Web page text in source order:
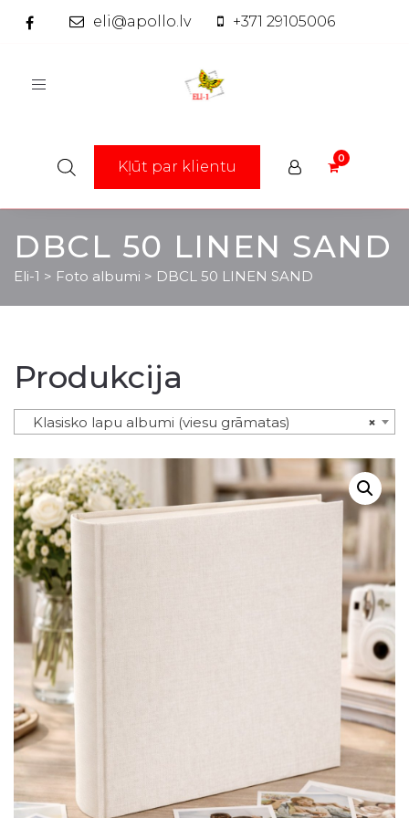
eli@apollo.lv +371 29105006
Toggle
Kļūt par klientu
DBCL 50 LINEN SAND
Eli-1 > Foto albumi > DBCL 50 LINEN SAND
Produkcija
×
Klasisko lapu albumi (viesu grāmatas)